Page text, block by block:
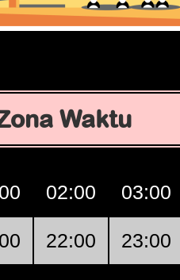
Waktu
02:00 03:00
22:00 23:00